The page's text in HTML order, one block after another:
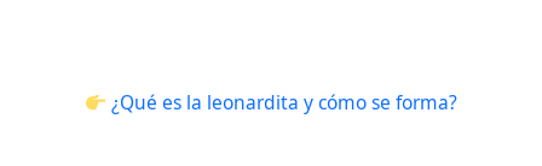
¿Qué es la leonardita y cómo se forma?